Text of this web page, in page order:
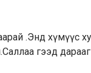
аваарай .Энд
гээд